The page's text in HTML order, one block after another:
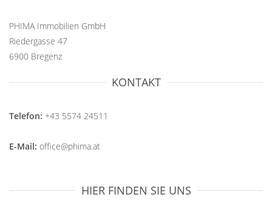
PHIMA Immobilien GmbH
Riedergasse 47
6900 Bregenz
KONTAKT
Telefon: +43 5574 24511
E-Mail: office@phima.at
HIER FINDEN SIE UNS